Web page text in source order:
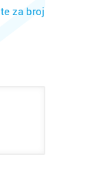
za broj